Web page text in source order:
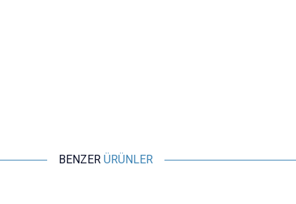
BENZER ÜRÜNLER